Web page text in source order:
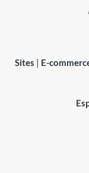
Sites
E-